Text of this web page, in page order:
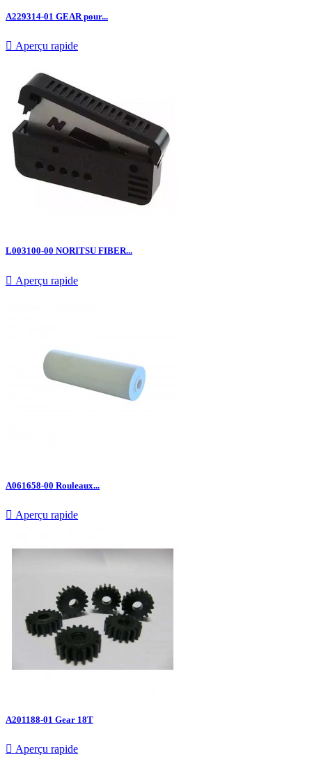
A229314-01 GEAR pour...
 Aperçu rapide
L003100-00 NORITSU FIBER...
 Aperçu rapide
A061658-00 Rouleaux...
 Aperçu rapide
A201188-01 Gear 18T
 Aperçu rapide